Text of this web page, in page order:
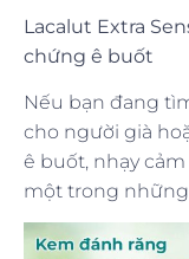
Lacalut Extra
chứng ê buốt
Nếu bạn đang
cho người già
ê buốt, nhạy
một trong